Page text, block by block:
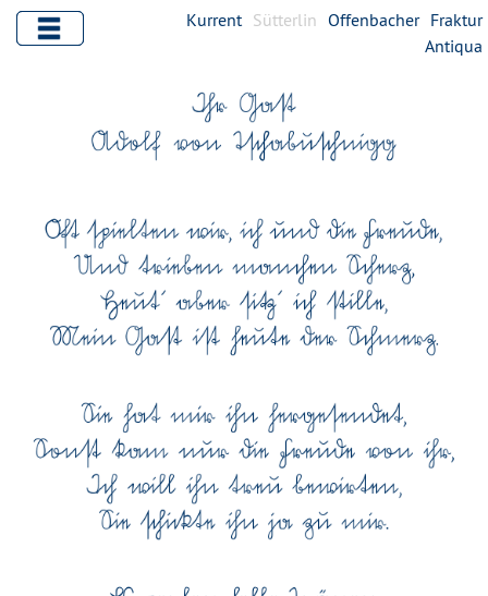
Kurrent Sütterlin Offenbacher Fraktur
Antiqua